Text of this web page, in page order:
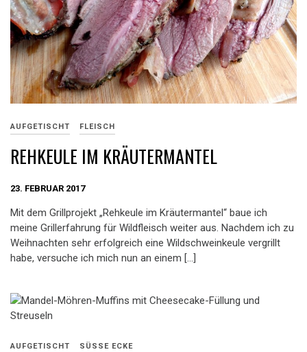
AUFGETISCHT FLEISCH
REHKEULE IM KRÄUTERMANTEL
23. FEBRUAR 2017
Mit dem Grillprojekt „Rehkeule im Kräutermantel“ baue ich
meine Grillerfahrung für Wildfleisch weiter aus. Nachdem ich zu
Weihnachten sehr erfolgreich eine Wildschweinkeule vergrillt
habe, versuche ich mich nun an einem […]
AUFGETISCHT SÜSSE ECKE